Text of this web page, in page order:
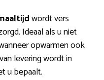
wordt vers
Ideaal als u niet
opwarmen ook
levering wordt in
u bepaalt.